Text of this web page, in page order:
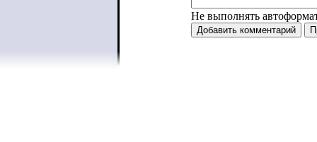
Не выполнять